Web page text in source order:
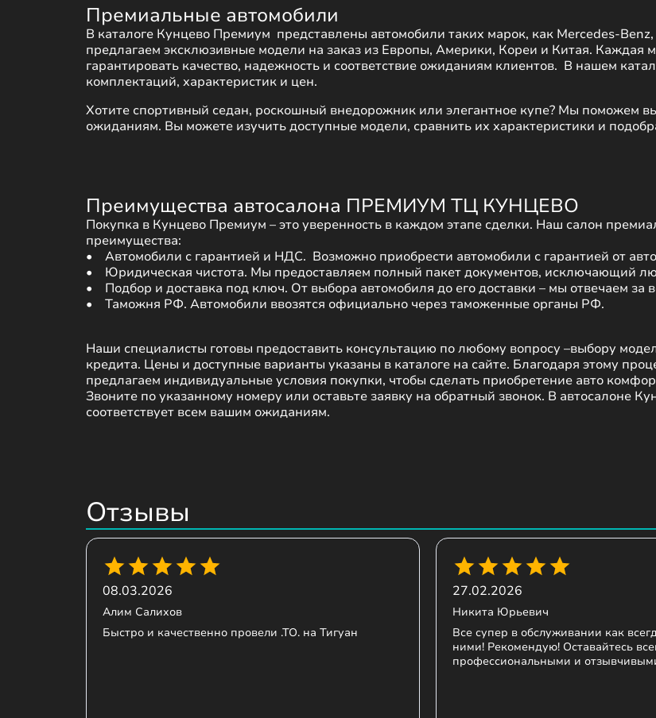
Премиальные автомобили
В каталоге Кунцево Премиум  представлены автомобили таких марок, как Mercedes-
предлагаем эксклюзивные модели на заказ из Европы, Америки, Кореи и Китая. Каждая
гарантировать качество, надежность и соответствие ожиданиям клиентов. В нашем
комплектаций, характеристик и цен.
Хотите спортивный седан, роскошный внедорожник или элегантное купе? Мы поможем
ожиданиям. Вы можете изучить доступные модели, сравнить их характеристики и
Преимущества автосалона ПРЕМИУМ ТЦ КУНЦЕВО
Покупка в Кунцево Премиум – это уверенность в каждом этапе сделки. Наш салон
преимущества:
•    Автомобили с гарантией и НДС.  Возможно приобрести автомобили с гарантией от
•    Юридическая чистота. Мы предоставляем полный пакет документов, исключающий
•    Подбор и доставка под ключ. От выбора автомобиля до его доставки – мы отвечаем за
•    Таможня РФ. Автомобили ввозятся официально через таможенные органы РФ.
Наши специалисты готовы предоставить консультацию по любому вопросу –выбору
кредита. Цены и доступные варианты указаны в каталоге на сайте. Благодаря этому
предлагаем индивидуальные условия покупки, чтобы сделать приобретение авто
Звоните по указанному номеру или оставьте заявку на обратный звонок. В автосалоне
соответствует всем вашим ожиданиям.
Отзывы
08.03.2026
Алим Салихов
Быстро и качественно провели .ТО. на Тигуан
27.02.2026
Никита Юрьевич
Все супер в обслуживании как
ними! Рекомендую! Оставайтесь
профессиональными и